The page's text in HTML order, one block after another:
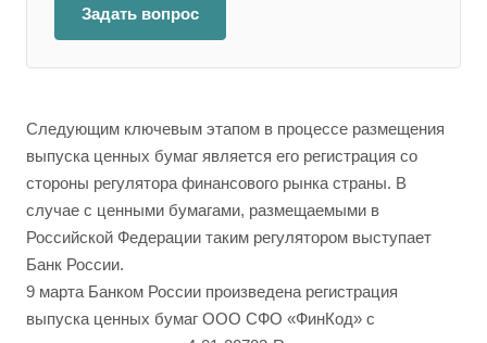
Задать вопрос
Следующим ключевым этапом в процессе размещения
выпуска ценных бумаг является его регистрация со
стороны регулятора финансового рынка страны. В
случае с ценными бумагами, размещаемыми в
Российской Федерации таким регулятором выступает
Банк России.
9 марта Банком России произведена регистрация
выпуска ценных бумаг ООО СФО «ФинКод» с